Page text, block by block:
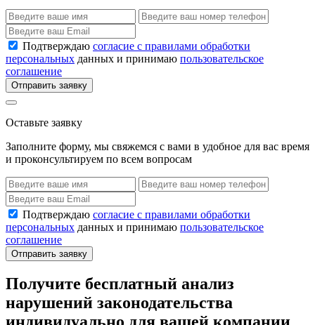
Подтверждаю согласие с правилами обработки
персональных данных и принимаю пользовательское
соглашение
Отправить заявку
Оставьте заявку
Заполните форму, мы свяжемся с вами в удобное для вас время
и проконсультируем по всем вопросам
Подтверждаю согласие с правилами обработки
персональных данных и принимаю пользовательское
соглашение
Отправить заявку
Получите бесплатный анализ
нарушений законодательства